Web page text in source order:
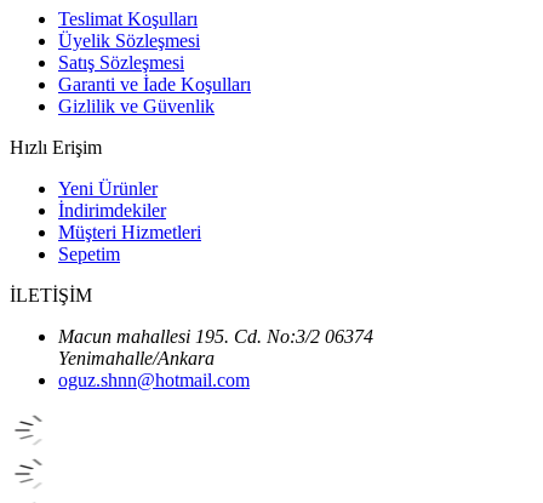
Teslimat Koşulları
Üyelik Sözleşmesi
Satış Sözleşmesi
Garanti ve İade Koşulları
Gizlilik ve Güvenlik
Hızlı Erişim
Yeni Ürünler
İndirimdekiler
Müşteri Hizmetleri
Sepetim
İLETİŞİM
Macun mahallesi 195. Cd. No:3/2 06374
Yenimahalle/Ankara
oguz.shnn@hotmail.com